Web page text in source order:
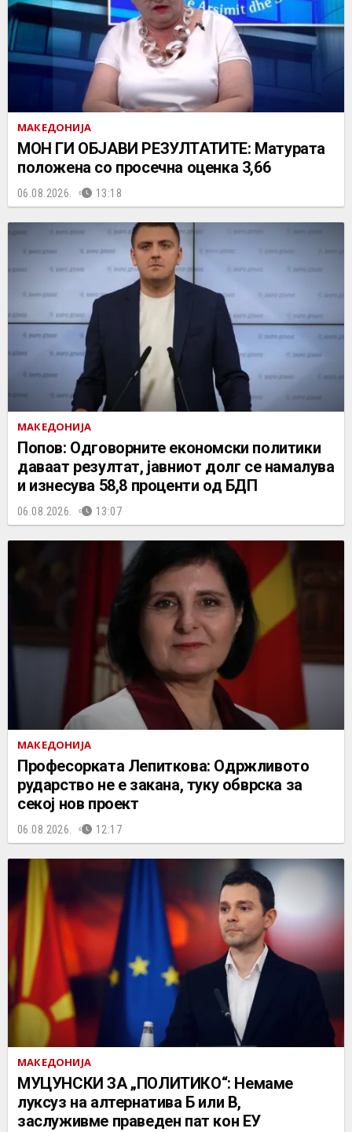
МАКЕДОНИЈА
МОН ГИ ОБЈАВИ РЕЗУЛТАТИТЕ: Матурата
положена со просечна оценка 3,66
06.08.2026. 13:18
МАКЕДОНИЈА
Попов: Одговорните економски политики
даваат резултат, јавниот долг се намалува
и изнесува 58,8 проценти од БДП
06.08.2026. 13:07
МАКЕДОНИЈА
Професорката Лепиткова: Одржливото
рударство не е закана, туку обврска за
секој нов проект
06.08.2026. 12:17
МАКЕДОНИЈА
МУЦУНСКИ ЗА „ПОЛИТИКО“: Немаме
луксуз на алтернатива Б или В,
заслуживме праведен пат кон ЕУ